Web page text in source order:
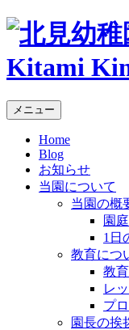
Kitami
メニュー
Home
Blog
お知らせ
当園について
当園の概
園
1日
教育につ
教
レ
プ
園長の挨